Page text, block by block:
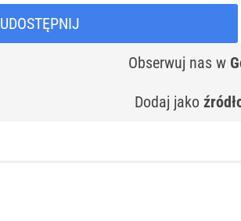
UDOSTĘPNIJ
Obserwuj nas w
Dodaj jako